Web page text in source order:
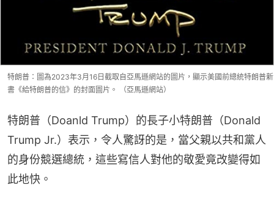
特朗普：圖為2023年3月16日截取自亞馬遜網站的圖片，顯示美國前總統特朗普新
書《給特朗普的信》的封面圖片。 （亞馬遜網站）
特朗普（Doanld Trump）的長子小特朗普（Donald
Trump Jr.）表示，令人驚訝的是，當父親以共和黨人
的身份競選總統，這些寫信人對他的敬愛竟改變得如
此地快。